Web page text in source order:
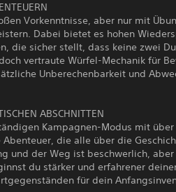
Vorkenntnisse, aber nur mit
Dabei bietet es hohen
die sicher stellt, dass keine zwei
vertraute Würfel-Mechanik für
Unberechenbarkeit und
ABSCHNITTEN
Kampagnen-Modus mit über
die alle über die
und der Weg ist beschwerlich,
du stärker und erfahrener
für dein